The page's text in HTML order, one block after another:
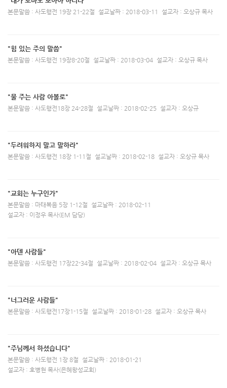
본문말씀 : 사도행전 19장 21-22절 설교날짜 : 2018-03-11 설교자 : 오상규 목사
"힘 있는 주의 말씀"
본문말씀 : 사도행전 19장8-20절 설교날짜 : 2018-03-04 설교자 : 오상규 목사
"물 주는 사람 아볼로"
본문말씀 : 사도행전18장 24-28절 설교날짜 : 2018-02-25 설교자 : 오상규
"두려워하지 말고 말하라"
본문말씀 : 사도행전 18장 1-11절 설교날짜 : 2018-02-18 설교자 : 오상규 목사
"교회는 누구인가"
본문말씀 : 마태복음 5장 1-12절
설교날짜 : 2018-02-11
설교자 : 이정우 목사(EM 담당)
"아덴 사람들"
본문말씀 : 사도행전 17장22-34절 설교날짜 : 2018-02-04 설교자 : 오상규 목사
"너그러운 사람들"
본문말씀 : 사도행전17장1-15절 설교날짜 : 2018-01-28 설교자 : 오상규 목사
"주님께서 하셨습니다"
본문말씀 : 사도행전 1장 8절
설교날짜 : 2018-01-21
설교자 : 호병현 목사(은혜왕성교회)